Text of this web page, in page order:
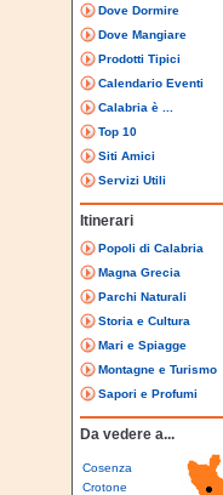
Dove Dormire
Dove Mangiare
Prodotti Tipici
Calendario Eventi
Calabria è ...
Top 10
Siti Amici
Servizi Utili
Itinerari
Popoli di Calabria
Magna Grecia
Parchi Naturali
Storia e Cultura
Mari e Spiagge
Montagne e Turismo
Sapori e Profumi
Da vedere a...
Cosenza
Crotone